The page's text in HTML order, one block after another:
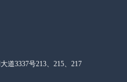
道3337号213、215、217